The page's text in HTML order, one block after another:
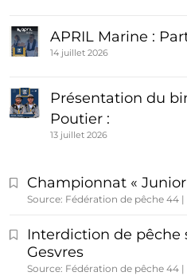
APRIL Marine :
14 juillet 2026
Présentation du
Poutier :
13 juillet 2026
Championnat «
Source: Fédération de pêche 44
Interdiction de pêche
Gesvres
Source: Fédération de pêche 44